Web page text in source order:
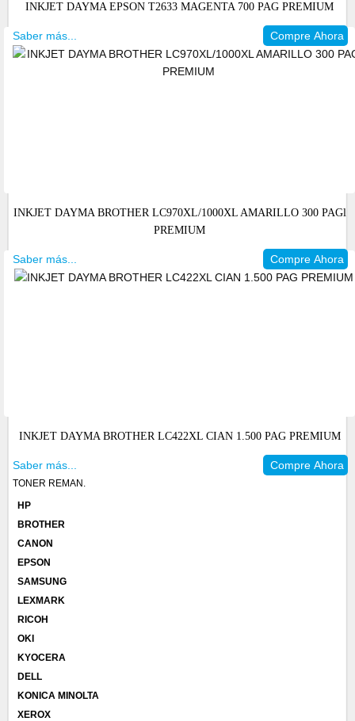
INKJET DAYMA EPSON T2633 MAGENTA 700 PAG PREMIUM
Saber más... Compre Ahora
INKJET DAYMA BROTHER LC970XL/1000XL AMARILLO 300 PAGl
PREMIUM
Saber más... Compre Ahora
INKJET DAYMA BROTHER LC422XL CIAN 1.500 PAG PREMIUM
Saber más... Compre Ahora
TONER REMAN.
HP
BROTHER
CANON
EPSON
SAMSUNG
LEXMARK
RICOH
OKI
KYOCERA
DELL
KONICA MINOLTA
XEROX